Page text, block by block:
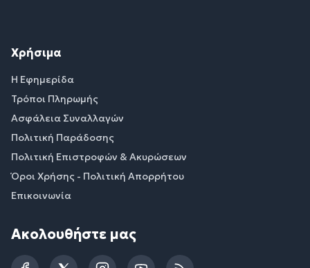
Χρήσιμα
Η Εφημερίδα
Τρόποι Πληρωμής
Ασφάλεια Συναλλαγών
Πολιτική Παράδοσης
Πολιτική Επιστροφών & Ακυρώσεων
Όροι Χρήσης - Πολιτική Απορρήτου
Επικοινωνία
Ακολουθήστε μας